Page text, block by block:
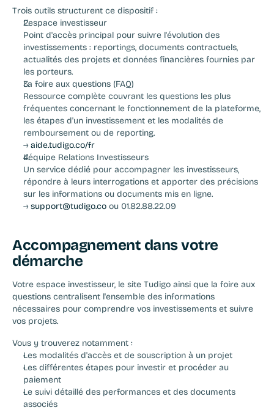
Trois outils structurent ce dispositif :
L'espace investisseur
Point d'accès principal pour suivre l'évolution des
investissements : reportings, documents contractuels,
actualités des projets et données financières fournies par
les porteurs.
La foire aux questions (FAQ)
Ressource complète couvrant les questions les plus
fréquentes concernant le fonctionnement de la plateforme,
les étapes d'un investissement et les modalités de
remboursement ou de reporting.
→ aide.tudigo.co/fr
L'équipe Relations Investisseurs
Un service dédié pour accompagner les investisseurs,
répondre à leurs interrogations et apporter des précisions
sur les informations ou documents mis en ligne.
→ support@tudigo.co ou 01.82.88.22.09
Accompagnement dans votre
démarche
Votre espace investisseur, le site Tudigo ainsi que la foire aux
questions centralisent l'ensemble des informations
nécessaires pour comprendre vos investissements et suivre
vos projets.
Vous y trouverez notamment :
Les modalités d'accès et de souscription à un projet
Les différentes étapes pour investir et procéder au
paiement
Le suivi détaillé des performances et des documents
associés